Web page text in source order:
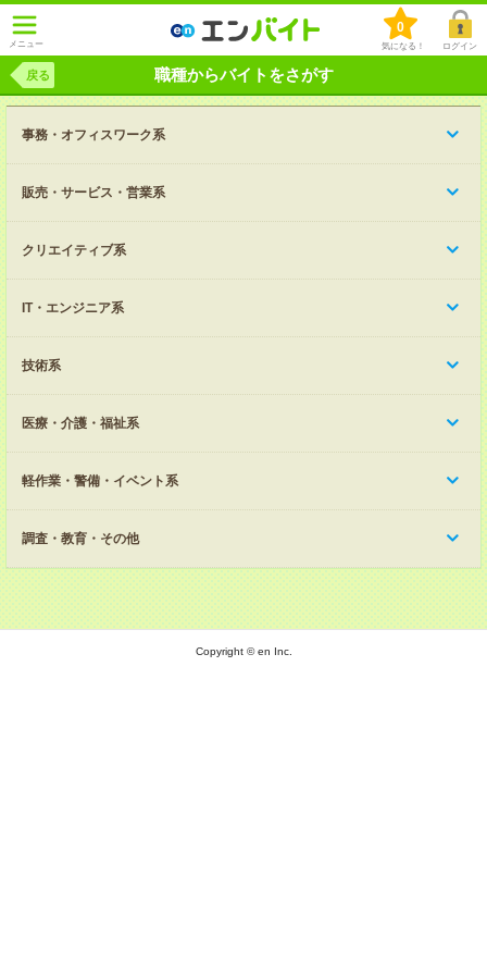
メニュー
0
気になる！ ログイン
職種からバイトをさがす
戻る
事務・オフィスワーク系
販売・サービス・営業系
クリエイティブ系
IT・エンジニア系
技術系
医療・介護・福祉系
軽作業・警備・イベント系
調査・教育・その他
Copyright © en Inc.